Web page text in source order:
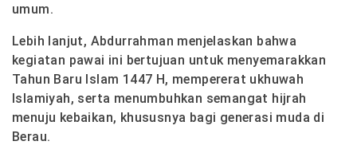
umum.
Lebih lanjut, Abdurrahman menjelaskan bahwa
kegiatan pawai ini bertujuan untuk menyemarakkan
Tahun Baru Islam 1447 H, mempererat ukhuwah
Islamiyah, serta menumbuhkan semangat hijrah
menuju kebaikan, khususnya bagi generasi muda di
Berau.